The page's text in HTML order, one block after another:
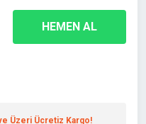
HEMEN AL
Üzeri Ücretiz Kargo!